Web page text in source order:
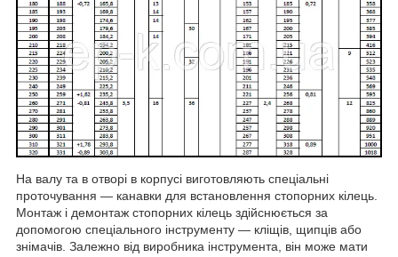
На валу та в отворі в корпусі виготовляють спеціальні
проточування — канавки для встановлення стопорних кілець.
Монтаж і демонтаж стопорних кілець здійснюється за
допомогою спеціального інструменту — кліщів, щипців або
знімачів. Залежно від виробника інструмента, він може мати